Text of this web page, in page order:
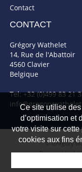
Contact
CONTACT
Grégory Wathelet
14, Rue de l'Abattoir
4560 Clavier
Belgique
Tel: +32 (0)499 83 21
© Gregory
Powered by
Ce site utilise
d’optimisation et
votre visite sur
cookies aux fins